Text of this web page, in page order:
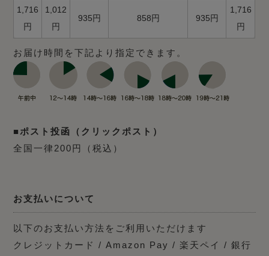
1,716
円
1,012
円
935円 858円 935円
1,716
円
お届け時間を下記より指定できます。
■ポスト投函（クリックポスト）
全国一律200円（税込）
お支払いについて
以下のお支払い方法をご利用いただけます
クレジットカード / Amazon Pay / 楽天ペイ / 銀行